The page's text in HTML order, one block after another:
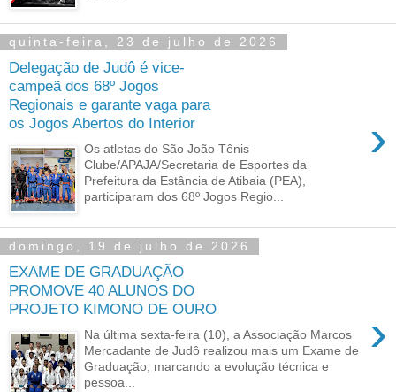
quinta-feira, 23 de julho de 2026
Delegação de Judô é vice-
campeã dos 68º Jogos
Regionais e garante vaga para
os Jogos Abertos do Interior
›
Os atletas do São João Tênis
Clube/APAJA/Secretaria de Esportes da
Prefeitura da Estância de Atibaia (PEA),
participaram dos 68º Jogos Regio...
domingo, 19 de julho de 2026
EXAME DE GRADUAÇÃO
PROMOVE 40 ALUNOS DO
PROJETO KIMONO DE OURO
›
Na última sexta-feira (10), a Associação Marcos
Mercadante de Judô realizou mais um Exame de
Graduação, marcando a evolução técnica e
pessoa...